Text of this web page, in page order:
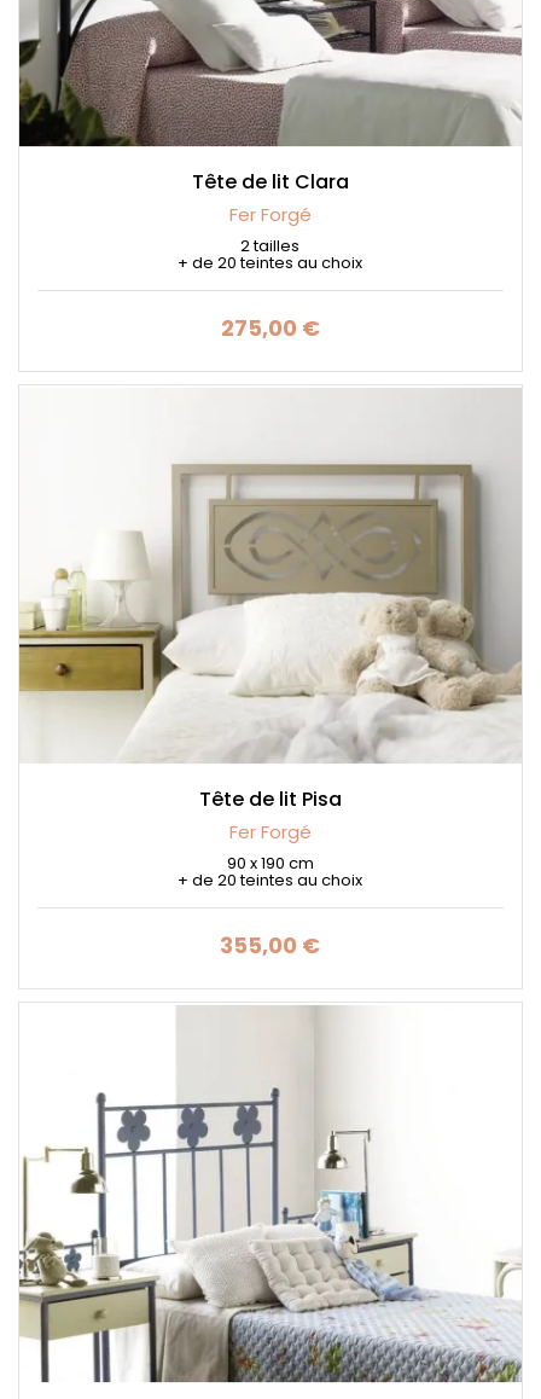
Tête de lit Clara
Fer Forgé
2 tailles
+ de 20 teintes au choix
Prix
275,00 €
Tête de lit Pisa
Fer Forgé
90 x 190 cm
+ de 20 teintes au choix
Prix
355,00 €